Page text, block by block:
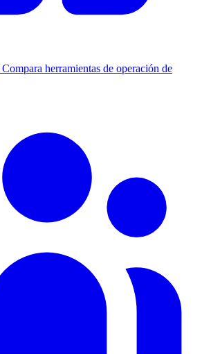
Compara herramientas de operación de